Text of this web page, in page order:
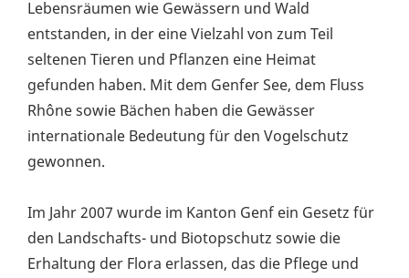
Lebensräumen wie Gewässern und Wald
entstanden, in der eine Vielzahl von zum Teil
seltenen Tieren und Pflanzen eine Heimat
gefunden haben. Mit dem Genfer See, dem Fluss
Rhône sowie Bächen haben die Gewässer
internationale Bedeutung für den Vogelschutz
gewonnen.
Im Jahr 2007 wurde im Kanton Genf ein Gesetz für
den Landschafts- und Biotopschutz sowie die
Erhaltung der Flora erlassen, das die Pflege und